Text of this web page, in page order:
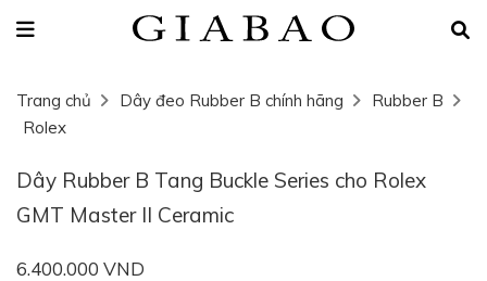
Trang chủ Dây đeo Rubber B chính hãng
Rubber B
Rolex
Dây Rubber B Tang Buckle Series cho Rolex
GMT Master II Ceramic
6.400.000 VND